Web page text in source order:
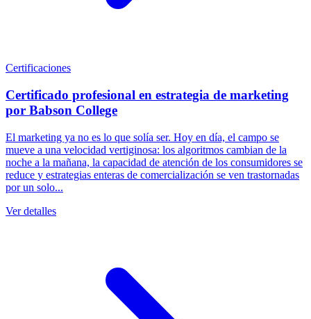
Certificaciones
Certificado profesional en estrategia de marketing
por Babson College
El marketing ya no es lo que solía ser. Hoy en día, el campo se
mueve a una velocidad vertiginosa: los algoritmos cambian de la
noche a la mañana, la capacidad de atención de los consumidores se
reduce y estrategias enteras de comercialización se ven trastornadas
por un solo...
Ver detalles